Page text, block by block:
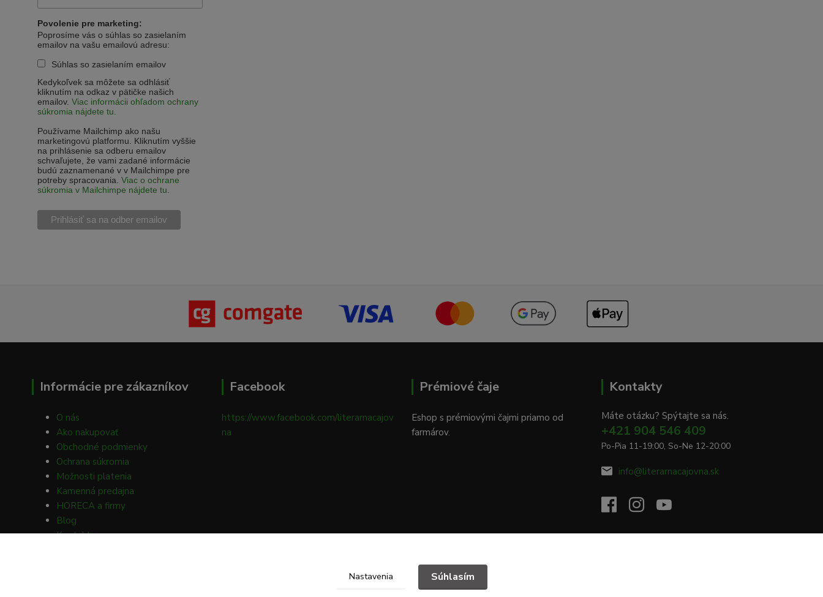
Povolenie pre marketing:
Poprosíme vás o súhlas so zasielaním
emailov na vašu emailovú adresu:
Súhlas so zasielaním emailov
Kedykoľvek sa môžete sa odhlásiť
kliknutím na odkaz v pätičke našich
emailov. Viac informácii ohľadom ochrany
súkromia nájdete tu.
Používame Mailchimp ako našu
marketingovú platformu. Kliknutím vyššie
na prihlásenie sa odberu emailov
schvaľujete, že vami zadané informácie
budú zaznamenané v v Mailchimpe pre
potreby spracovania. Viac o ochrane
súkromia v Mailchimpe nájdete tu.
Informácie pre zákazníkov
O nás
Ako nakupovať
Obchodné podmienky
Ochrana súkromia
Možnosti platenia
Kamenná predajna
HORECA a firmy
Blog
Kontakty
Facebook
https://www.facebook.com/literarnacajov
na
Prémiové čaje
Eshop s prémiovými čajmi priamo od
farmárov.
Kontakty
Máte otázku? Spýtajte sa nás.
+421 904 546 409
Po-Pia 11-19:00, So-Ne 12-20:00
info@literarnacajovna.sk
Nastavenia Súhlasím